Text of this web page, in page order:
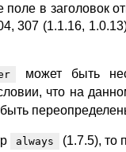
поле в заголовок
307 (1.1.16,
может быть
что на
always (1.7.5), то